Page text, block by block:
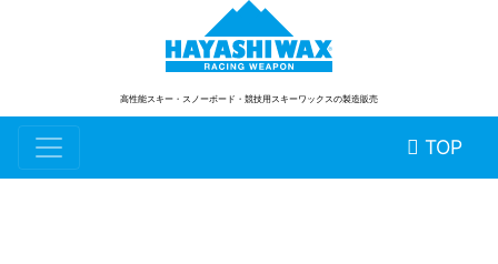
高性能スキー・スノーボード ・競技用スキーワックスの製造販売
TOP